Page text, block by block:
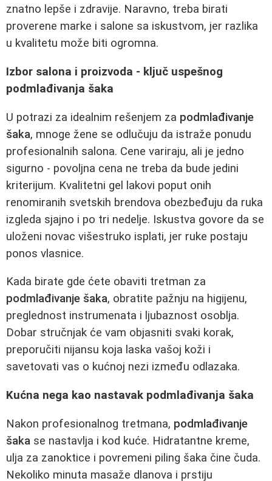
znatno lepše i zdravije. Naravno, treba birati
proverene marke i salone sa iskustvom, jer razlika
u kvalitetu može biti ogromna.
Izbor salona i proizvoda - ključ uspešnog
podmlađivanja šaka
U potrazi za idealnim rešenjem za podmlađivanje
šaka, mnoge žene se odlučuju da istraže ponudu
profesionalnih salona. Cene variraju, ali je jedno
sigurno - povoljna cena ne treba da bude jedini
kriterijum. Kvalitetni gel lakovi poput onih
renomiranih svetskih brendova obezbeđuju da ruka
izgleda sjajno i po tri nedelje. Iskustva govore da se
uloženi novac višestruko isplati, jer ruke postaju
ponos vlasnice.
Kada birate gde ćete obaviti tretman za
podmlađivanje šaka, obratite pažnju na higijenu,
preglednost instrumenata i ljubaznost osoblja.
Dobar stručnjak će vam objasniti svaki korak,
preporučiti nijansu koja laska vašoj koži i
savetovati vas o kućnoj nezi između odlazaka.
Kućna nega kao nastavak podmlađivanja šaka
Nakon profesionalnog tretmana, podmlađivanje
šaka se nastavlja i kod kuće. Hidratantne kreme,
ulja za zanoktice i povremeni piling šaka čine čuda.
Nekoliko minuta masaže dlanova i prstiju